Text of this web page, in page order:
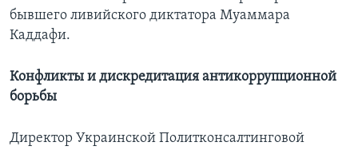
бывшего ливийского диктатора Муаммара
Каддафи.
Конфликты и дискредитация антикоррупционной
борьбы
Директор Украинской Политконсалтинговой